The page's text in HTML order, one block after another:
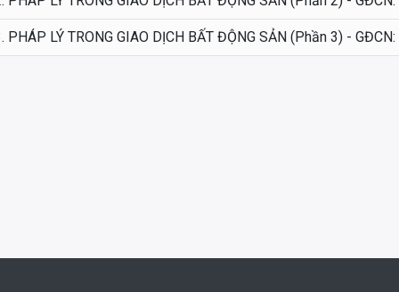
PHÁP LÝ TRONG GIAO DỊCH BẤT ĐỘNG SẢN (Phần 3) -